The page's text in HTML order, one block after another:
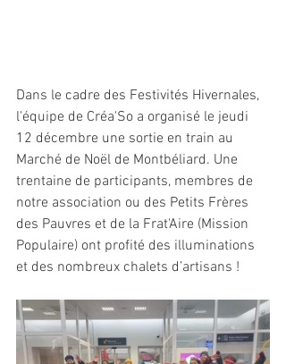
Dans le cadre des Festivités Hivernales,
l'équipe de Créa'So a organisé le jeudi
12 décembre une sortie en train au
Marché de Noël de Montbéliard. Une
trentaine de participants, membres de
notre association ou des Petits Frères
des Pauvres et de la Frat'Aire (Mission
Populaire) ont profité des illuminations
et des nombreux chalets d’artisans !